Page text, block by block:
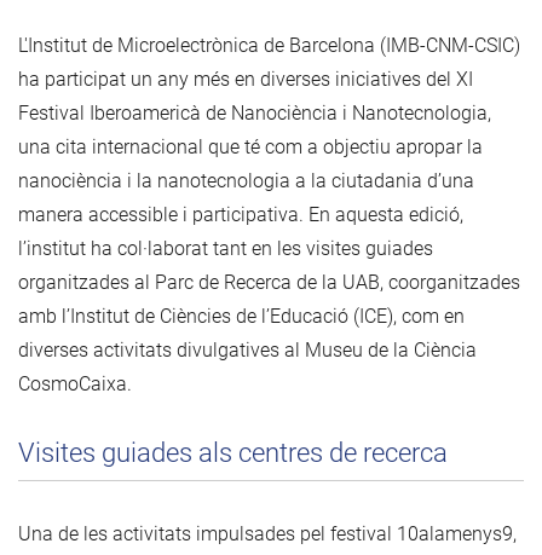
L'Institut de Microelectrònica de Barcelona (IMB-CNM-CSIC)
ha participat un any més en diverses iniciatives del XI
Festival Iberoamericà de Nanociència i Nanotecnologia,
una cita internacional que té com a objectiu apropar la
nanociència i la nanotecnologia a la ciutadania d’una
manera accessible i participativa. En aquesta edició,
l’institut ha col·laborat tant en les visites guiades
organitzades al Parc de Recerca de la UAB, coorganitzades
amb l’Institut de Ciències de l’Educació (ICE), com en
diverses activitats divulgatives al Museu de la Ciència
CosmoCaixa.
Visites guiades als centres de recerca
Una de les activitats impulsades pel festival 10alamenys9,